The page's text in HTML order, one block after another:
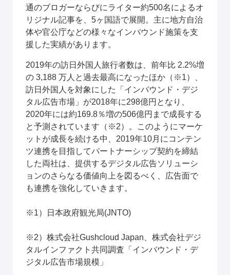
通のブロガーならびにライター約500名によるオ
リジナル記事を、5ヶ国語で展開。主に地方自治
体や官公庁などの様々なインバウンド施策を支
援した実績があります。
2019年の訪日外国人旅行者数は、前年比 2.2%増
の 3,188 万人と過去最高になったほか（※1）、
訪日外国人を対象にした「インバウンド・デジ
タル広告市場」が2018年に298億円となり、
2020年には約169.8％増の506億円まで成長する
と予測されています（※2）。このようにマーケ
ットが成長を続ける中、2019年10月にコンテン
ツ連携を目指してパートナーシップ契約を締結
した両社は、提供するデジタル広告ソリューシ
ョンのさらなる価値向上を図るべく、広告面で
も連携を強化していきます。
※1）日本政府観光局(JNTO)
※2）株式会社Gushcloud Japan、株式会社デジ
タルインファクト共同調査「インバウンド・デ
ジタル広告市場規模」